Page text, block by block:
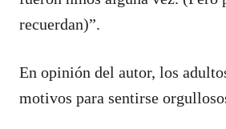
recuerdan)”.
En opinión del autor, los
motivos para sentirse